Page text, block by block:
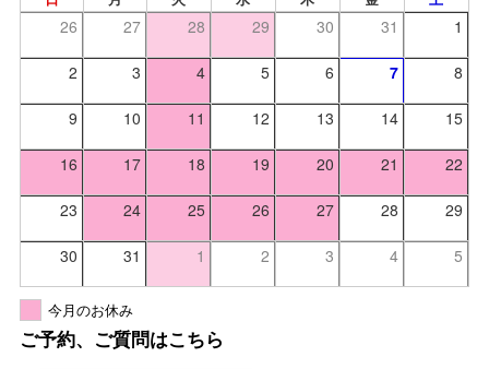
26 27 28 29 30 31 1
2 3 4 5 6 7 8
9 10 11 12 13 14 15
16 17 18 19 20 21 22
23 24 25 26 27 28 29
30 31 1 2 3 4 5
今月のお休み
ご予約、ご質問はこちら